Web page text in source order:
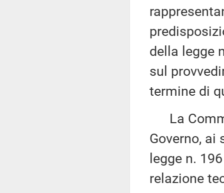
della legge
sul
termine di
La
Governo, ai
legge n.
relazione